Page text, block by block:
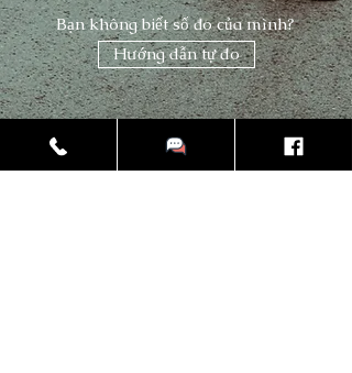
Bạn không biết số đo của mình?
Hướng dẫn tự đo
LIÊN HỆ NGAY:
097.6644.001
Dịch Vụ Cho Thuê Âu Phục Cao Cấp